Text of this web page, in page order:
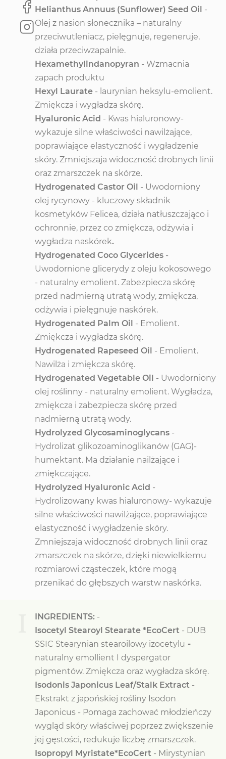
Helianthus Annuus (Sunflower) Seed Oil -
Olej z nasion słonecznika – naturalny
przeciwutleniacz, pielęgnuje, regeneruje,
działa przeciwzapalnie.
Hexamethylindanopyran - Wzmacnia
zapach produktu
Hexyl Laurate - laurynian heksylu-emolient.
Zmiękcza i wygładza skórę.
Hyaluronic Acid - Kwas hialuronowy-
wykazuje silne właściwości nawilżające,
poprawiające elastyczność i wygładzenie
skóry. Zmniejszaja widoczność drobnych linii
oraz zmarszczek na skórze.
Hydrogenated Castor Oil - Uwodorniony
olej rycynowy - kluczowy składnik
kosmetyków Felicea, działa natłuszczająco i
ochronnie, przez co zmiękcza, odżywia i
wygładza naskórek.
Hydrogenated Coco Glycerides -
Uwodornione glicerydy z oleju kokosowego
- naturalny emolient. Zabezpiecza skórę
przed nadmierną utratą wody, zmiękcza,
odżywia i pielęgnuje naskórek.
Hydrogenated Palm Oil - Emolient.
Zmiękcza i wygładza skórę.
Hydrogenated Rapeseed Oil - Emolient.
Nawilża i zmiękcza skórę.
Hydrogenated Vegetable Oil - Uwodorniony
olej roślinny - naturalny emolient. Wygładza,
zmiękcza i zabezpiecza skórę przed
nadmierną utratą wody.
Hydrolyzed Glycosaminoglycans -
Hydrolizat glikozoaminoglikanów (GAG)-
humektant. Ma działanie nailżające i
zmiękczające.
Hydrolyzed Hyaluronic Acid -
Hydrolizowany kwas hialuronowy- wykazuje
silne właściwości nawilżające, poprawiające
elastyczność i wygładzenie skóry.
Zmniejszaja widoczność drobnych linii oraz
zmarszczek na skórze, dzięki niewielkiemu
rozmiarowi cząsteczek, które mogą
przenikać do głębszych warstw naskórka.
INGREDIENTS: -
Isocetyl Stearoyl Stearate *EcoCert - DUB
SSIC Stearynian stearoilowy izocetylu -
naturalny emollient I dyspergator
pigmentów. Zmiękcza oraz wygładza skórę.
Isodonis Japonicus Leaf/Stalk Extract -
Ekstrakt z japońskiej rośliny Isodon
Japonicus - Pomaga zachować młodzieńczy
wygląd skóry właściwej poprzez zwiększenie
jej gęstości, redukuje liczbę zmarszczek.
Isopropyl Myristate*EcoCert - Mirystynian